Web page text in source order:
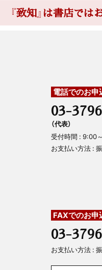
『致知』は書店では
電話でのお申
03-
（代表）
受付時間 : 9:00～
お支払い方法 :
FAXでのお申
03-
お支払い方法 :